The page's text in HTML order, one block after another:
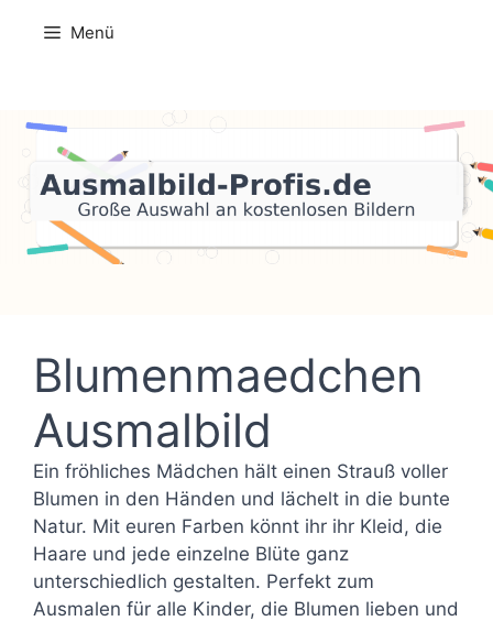
Inhalt
Menü
Blumenmaedchen
Ausmalbild
Ein fröhliches Mädchen hält einen Strauß voller
Blumen in den Händen und lächelt in die bunte
Natur. Mit euren Farben könnt ihr ihr Kleid, die
Haare und jede einzelne Blüte ganz
unterschiedlich gestalten. Perfekt zum
Ausmalen für alle Kinder, die Blumen lieben und